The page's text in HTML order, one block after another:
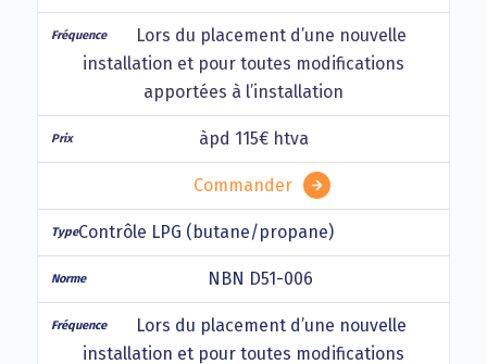
Lors du placement d’une nouvelle
installation et pour toutes modifications
apportées à l’installation
àpd 115€ htva
Commander
Contrôle LPG (butane/propane)
NBN D51-006
Lors du placement d’une nouvelle
installation et pour toutes modifications